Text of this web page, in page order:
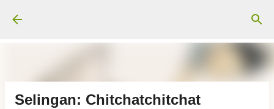
Selingan: Chitchatchitchat